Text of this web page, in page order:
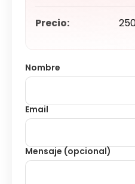
Precio:
Nombre
Email
Mensaje (opcional)